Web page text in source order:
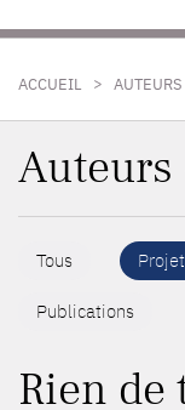
ACCUEIL > AUTEURS
Auteurs
Tous
Publications
Rien de